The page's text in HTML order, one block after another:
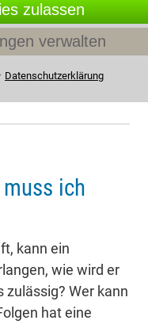
ich
kann ein
wie wird er
Wer kann
hat eine
zulassen
verwalten
Datenschutzerklärung